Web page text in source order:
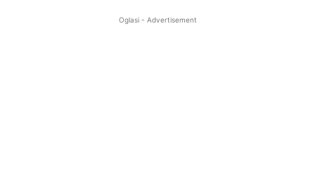
Oglasi - Advertisement